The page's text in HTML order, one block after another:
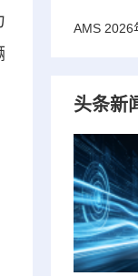
AMS 2026
头条新